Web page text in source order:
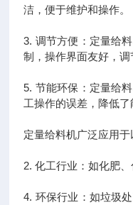
洁，便于维护和操作。
3. 调节方便：定量给
制，操作界面友好，调
5. 节能环保：定量给
工操作的误差，降低了
定量给料机广泛应用于
2.化工行业：如化肥、
4. 环保行业：如垃圾